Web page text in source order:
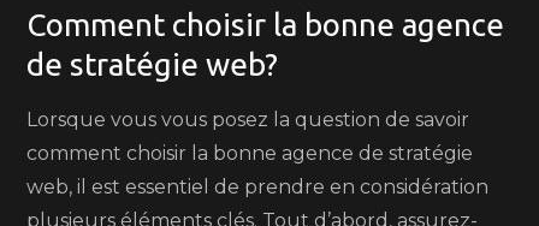
Comment choisir la bonne agence
de stratégie web?
Lorsque vous vous posez la question de savoir
comment choisir la bonne agence de stratégie
web, il est essentiel de prendre en considération
plusieurs éléments clés. Tout d’abord, assurez-